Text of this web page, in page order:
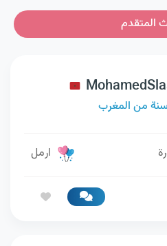
المتقدم
ارمل